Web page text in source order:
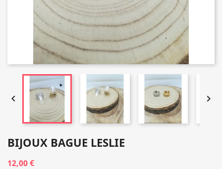
 
BIJOUX BAGUE LESLIE
12,00 €